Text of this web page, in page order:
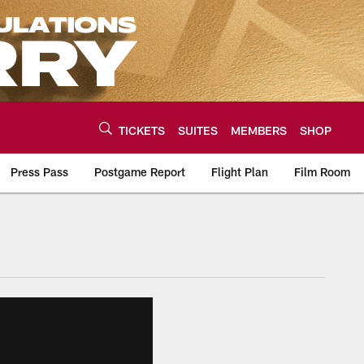
TICKETS SUITES MEMBERS SHOP
Press Pass Postgame Report Flight Plan Film Room